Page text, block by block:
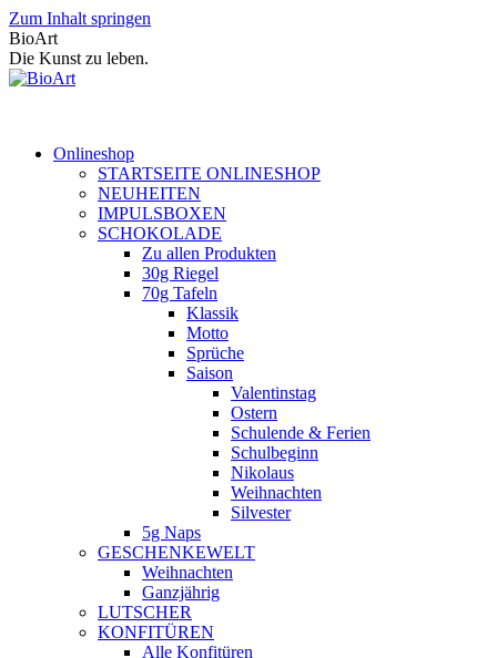
Zum Inhalt springen
BioArt
Die Kunst zu leben.
Onlineshop
STARTSEITE ONLINESHOP
NEUHEITEN
IMPULSBOXEN
SCHOKOLADE
Zu allen Produkten
30g Riegel
70g Tafeln
Klassik
Motto
Sprüche
Saison
Valentinstag
Ostern
Schulende & Ferien
Schulbeginn
Nikolaus
Weihnachten
Silvester
5g Naps
GESCHENKEWELT
Weihnachten
Ganzjährig
LUTSCHER
KONFITÜREN
Alle Konfitüren